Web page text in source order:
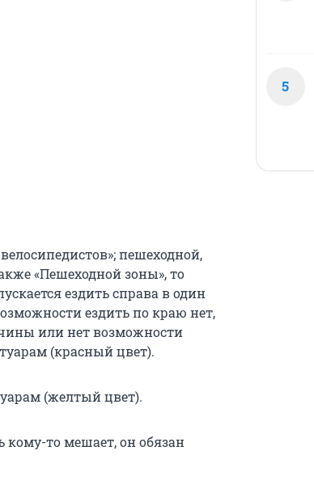
пешеходной,
«Пешеходной зоны», то
ездить справа в один
ездить по краю нет,
или нет возможности
(красный цвет).
(желтый цвет).
кому-то мешает, он обязан
5